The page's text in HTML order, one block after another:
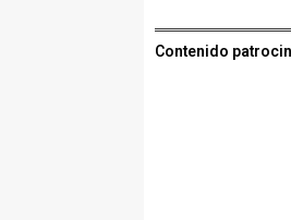
Contenido